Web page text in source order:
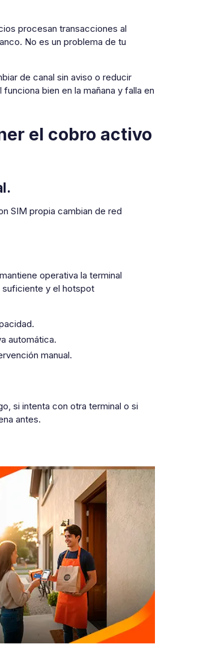
procesan transacciones al
No es un problema de tu
de canal sin aviso o reducir
bien en la mañana y falla en
el cobro activo
SIM propia cambian de red
operativa la terminal
suficiente y el hotspot
automática.
manual.
si intenta con otra terminal o si
antes.